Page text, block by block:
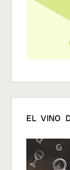
EL VINO